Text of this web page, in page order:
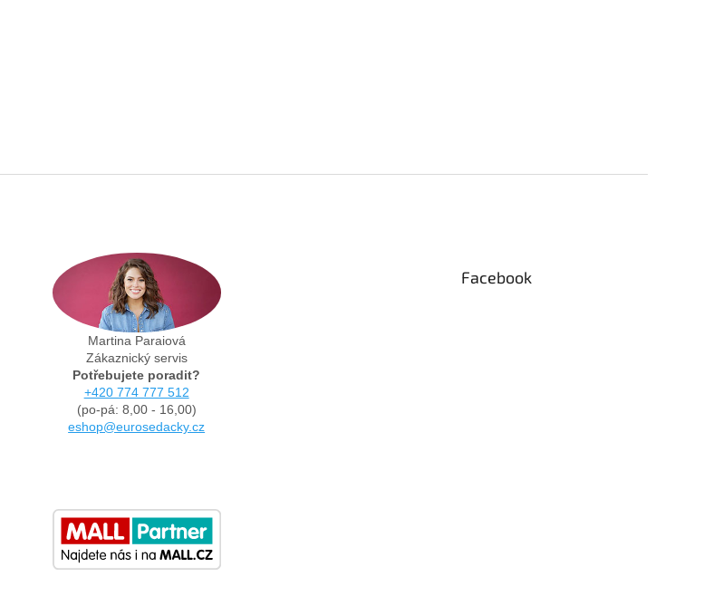
Martina Paraiová
Zákaznický servis
Potřebujete poradit?
+420 774 777 512
(po-pá: 8,00 - 16,00)
eshop@eurosedacky.cz
Facebook